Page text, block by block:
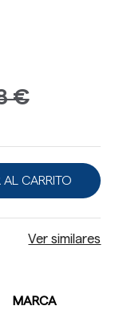
€
AL CARRITO
Ver similares
MARCA